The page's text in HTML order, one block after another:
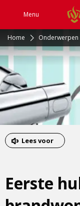
Menu
Home Onderwerpen
Lees voor
Eerste